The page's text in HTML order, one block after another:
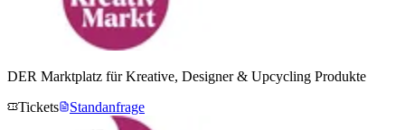
DER Marktplatz für Kreative, Designer & Upcycling Produkte
Tickets
Standanfrage